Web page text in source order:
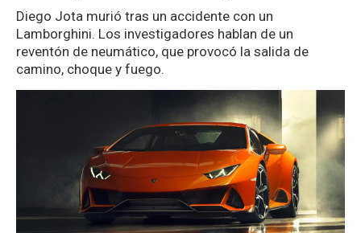
Diego Jota murió tras un accidente con un
Lamborghini. Los investigadores hablan de un
reventón de neumático, que provocó la salida de
camino, choque y fuego.